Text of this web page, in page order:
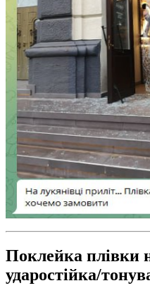
Поклейка плівки
ударостійка/